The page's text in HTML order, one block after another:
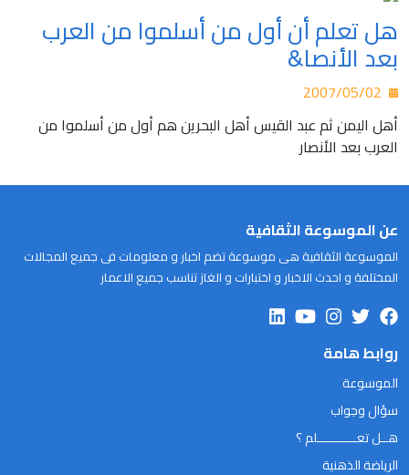
هل تعلم أن أول من أسلموا من العرب
بعد الأنصا&
أهل اليمن ثم عبد القيس أهل البحرين هم أول من أسلموا من
العرب بعد الأنصار
عن الموسوعة الثقافية
الموسوعة الثقافية هى موسوعة تضم اخبار و معلومات فى جميع المجالات
المختلفة و احدث الاخبار و اختبارات و الغاز تناسب جميع الاعمار
روابط هامة
الموسوعة
سؤال وجواب
هــل تعـــــــــــلم ؟
الرياضة الذهنية